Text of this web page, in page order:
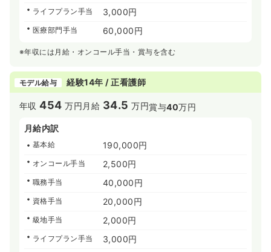
ライフプラン手当 3,000円
医療部門手当 60,000円
※年収には月給・オンコール手当・賞与を含む
モデル給与 経験14年 / 正看護師
年収454 万円 月給 34.5 万円賞与40万円
月給内訳
基本給 190,000円
オンコール手当 2,500円
職務手当 40,000円
資格手当 20,000円
級地手当 2,000円
ライフプラン手当 3,000円